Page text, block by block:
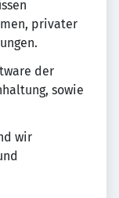
privater
der
sowie
wir